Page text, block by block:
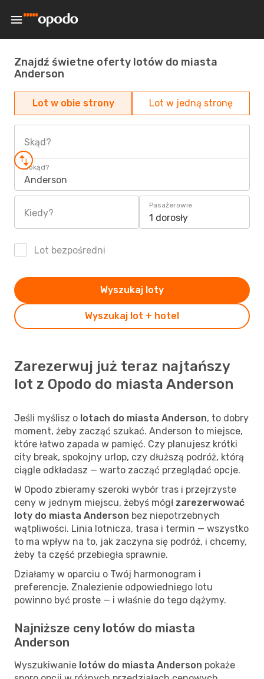
Znajdź świetne oferty lotów do miasta
Anderson
Lot w obie strony Lot w jedną stronę
Skąd?
Dokąd?
Anderson
Kiedy?
Pasażerowie
1 dorosły
Lot bezpośredni
Wyszukaj lot + hotel
Wyszukaj loty
Zarezerwuj już teraz najtańszy
lot z Opodo do miasta Anderson
Jeśli myślisz o lotach do miasta Anderson, to dobry
moment, żeby zacząć szukać. Anderson to miejsce,
które łatwo zapada w pamięć. Czy planujesz krótki
city break, spokojny urlop, czy dłuższą podróż, którą
ciągle odkładasz — warto zacząć przeglądać opcje.
W Opodo zbieramy szeroki wybór tras i przejrzyste
ceny w jednym miejscu, żebyś mógł zarezerwować
loty do miasta Anderson bez niepotrzebnych
wątpliwości. Linia lotnicza, trasa i termin — wszystko
to ma wpływ na to, jak zaczyna się podróż, i chcemy,
żeby ta część przebiegła sprawnie.
Działamy w oparciu o Twój harmonogram i
preferencje. Znalezienie odpowiedniego lotu
powinno być proste — i właśnie do tego dążymy.
Najniższe ceny lotów do miasta
Anderson
Wyszukiwanie lotów do miasta Anderson pokaże